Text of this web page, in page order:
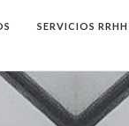
SERVICIOS RRHH